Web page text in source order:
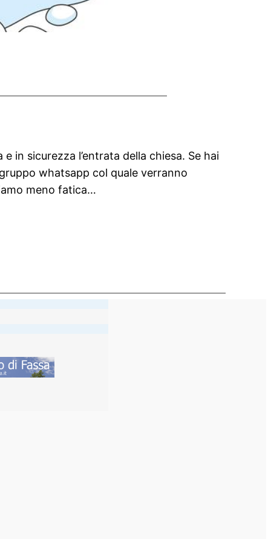
in sicurezza l’entrata della chiesa. Se hai
whatsapp col quale verranno
meno fatica…